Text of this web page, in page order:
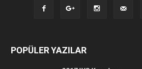
POPÜLER YAZILAR